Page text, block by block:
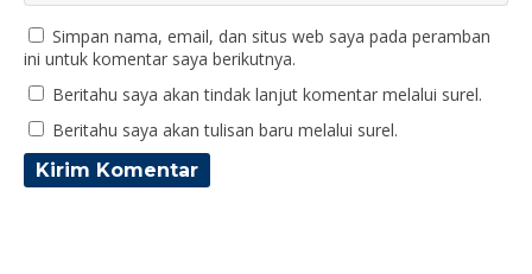
Simpan nama, email, dan situs web saya pada peramban
ini untuk komentar saya berikutnya.
Beritahu saya akan tindak lanjut komentar melalui surel.
Beritahu saya akan tulisan baru melalui surel.